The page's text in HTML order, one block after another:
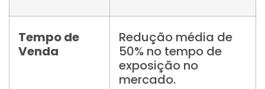
Tempo de
Venda
Redução média de
50% no tempo de
exposição no
mercado.